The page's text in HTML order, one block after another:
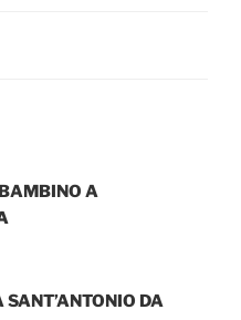
A
DA